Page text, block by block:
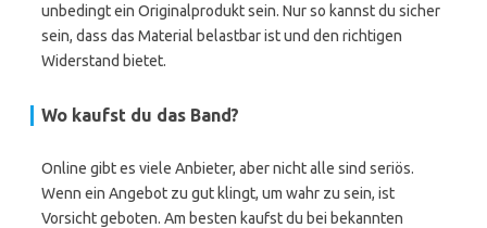
unbedingt ein Originalprodukt sein. Nur so kannst du sicher
sein, dass das Material belastbar ist und den richtigen
Widerstand bietet.
Wo kaufst du das Band?
Online gibt es viele Anbieter, aber nicht alle sind seriös.
Wenn ein Angebot zu gut klingt, um wahr zu sein, ist
Vorsicht geboten. Am besten kaufst du bei bekannten